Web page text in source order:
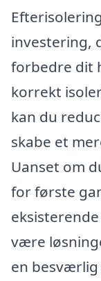
investering,
forbedre dit
korrekt
kan du
skabe et
Uanset om
for første
være
en besværlig